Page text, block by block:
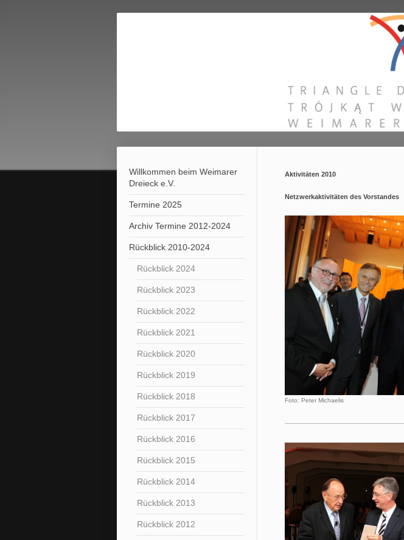
Willkommen beim Weimarer
Dreieck e.V.
Termine 2025
Archiv Termine 2012-2024
Rückblick 2010-2024
Rückblick 2024
Rückblick 2023
Rückblick 2022
Rückblick 2021
Rückblick 2020
Rückblick 2019
Rückblick 2018
Rückblick 2017
Rückblick 2016
Rückblick 2015
Rückblick 2014
Rückblick 2013
Rückblick 2012
Aktivitäten 2010
Netzwerkaktivitäten des Vorstandes
Foto: Peter Michaelis